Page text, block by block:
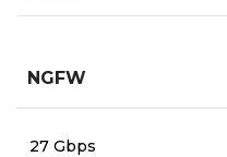
NGFW
27 Gbps